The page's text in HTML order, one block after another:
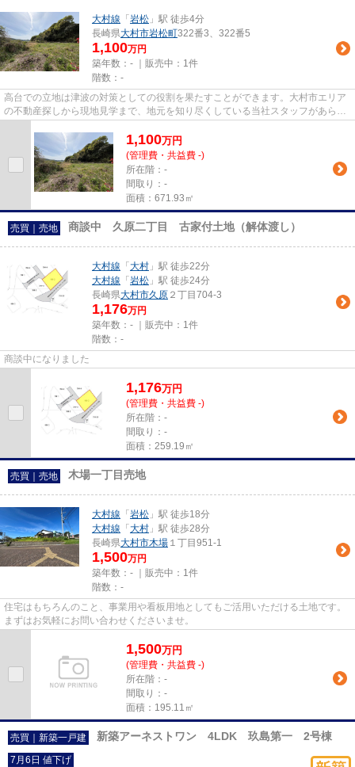
大村線 「 岩松 」駅 徒歩4分
長崎県大村市岩松町322番3、322番5
1,100万円
築年数：- ｜販売中： 1件
階数：-
高台での立地は津波の対策としての役割を果たすことができます。大村市エリア
の不動産探しから現地見学まで、地元を知り尽くしている当社スタッフがあらゆ
1,100万円
(管理費・共益費 -)
所在階：-
間取り：-
面積：671.93㎡
売買｜売地 商談中 久原二丁目 古家付土地（解体渡し）
大村線 「 大村 」駅 徒歩22分
大村線 「 岩松 」駅 徒歩24分
長崎県大村市久原 ２丁目704-3
1,176万円
築年数：- ｜販売中： 1件
階数：-
商談中になりました
1,176万円
(管理費・共益費 -)
所在階：-
間取り：-
面積：259.19㎡
売買｜売地 木場一丁目売地
大村線 「 岩松 」駅 徒歩18分
大村線 「 大村 」駅 徒歩28分
長崎県大村市木場 １丁目951-1
1,500万円
築年数：- ｜販売中： 1件
階数：-
住宅はもちろんのこと、事業用や看板用地としてもご活用いただける土地です。
まずはお気軽にお問い合わせくださいませ。
1,500万円
(管理費・共益費 -)
所在階：-
間取り：-
面積：195.11㎡
売買｜新築一戸建 新築アーネストワン 4LDK 玖島第一 2号棟
7月6日 値下げ